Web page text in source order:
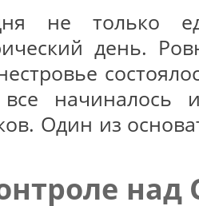
не только
день.
все начиналось
Один из
над